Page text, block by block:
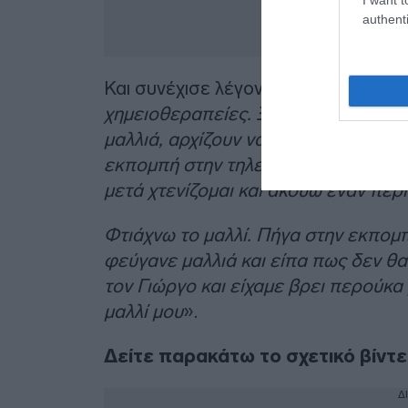
Και συνέχισε λέγοντας: «
Έβαλα τα
χημειοθεραπείες. Ξεκινάω τις
μαλλιά, αρχίζουν να πέφτουν και
εκπομπή στην τηλεόραση και όπως
μετά χτενίζομαι και ακούω έναν
Φτιάχνω το μαλλί. Πήγα στην
φεύγανε μαλλιά και είπα πως δεν
τον Γιώργο και είχαμε βρει
μαλλί μου».
Δείτε παρακάτω το σχετικό